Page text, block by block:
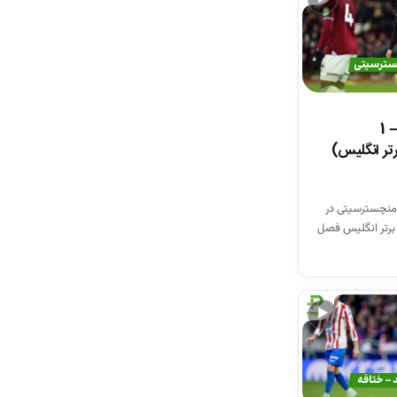
خلاصه بازی وستهم 1 – 1
انگلیس)
در
انگلیس فصل
▶